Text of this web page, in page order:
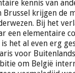
kennis van
Brussel krijgen de
Bij het
een elementaire
het al even erg
voor
om België